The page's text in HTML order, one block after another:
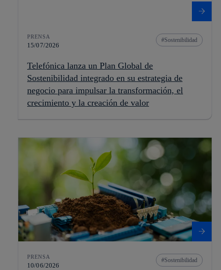
PRENSA
15/07/2026
Sostenibilidad
Telefónica lanza un Plan Global de
Sostenibilidad integrado en su estrategia de
negocio para impulsar la transformación, el
crecimiento y la creación de valor
PRENSA
10/06/2026
Sostenibilidad